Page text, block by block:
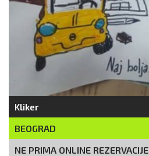
Kliker
BEOGRAD
NE PRIMA ONLINE REZERVACIJE